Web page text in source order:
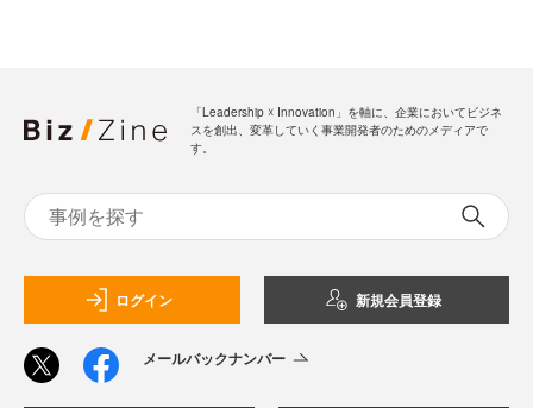
「Leadership ☓ Innovation」を軸に、企業においてビジネ
スを創出、変革していく事業開発者のためのメディアで
す。
ログイン 新規会員登録
メールバックナンバー